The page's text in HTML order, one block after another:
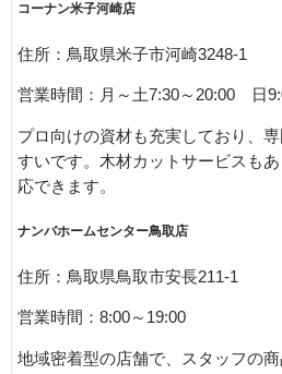
コーナン米子河崎店
住所：鳥取県米子市河崎3248-1
営業時間：月～土7:30～20:00 日
プロ向けの資材も充実しており、
すいです。木材カットサービスも
応できます。
ナンバホームセンター鳥取店
住所：鳥取県鳥取市安長211-1
営業時間：8:00～19:00
地域密着型の店舗で、スタッフの